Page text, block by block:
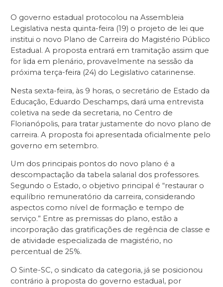
O governo estadual protocolou na Assembleia
Legislativa nesta quinta-feira (19) o projeto de lei que
institui o novo Plano de Carreira do Magistério Público
Estadual. A proposta entrará em tramitação assim que
for lida em plenário, provavelmente na sessão da
próxima terça-feira (24) do Legislativo catarinense.
Nesta sexta-feira, às 9 horas, o secretário de Estado da
Educação, Eduardo Deschamps, dará uma entrevista
coletiva na sede da secretaria, no Centro de
Florianópolis, para tratar justamente do novo plano de
carreira. A proposta foi apresentada oficialmente pelo
governo em setembro.
Um dos principais pontos do novo plano é a
descompactação da tabela salarial dos professores.
Segundo o Estado, o objetivo principal é “restaurar o
equilíbrio remuneratório da carreira, considerando
aspectos como nível de formação e tempo de
serviço.” Entre as premissas do plano, estão a
incorporação das gratificações de regência de classe e
de atividade especializada de magistério, no
percentual de 25%.
O Sinte-SC, o sindicato da categoria, já se posicionou
contrário à proposta do governo estadual, por